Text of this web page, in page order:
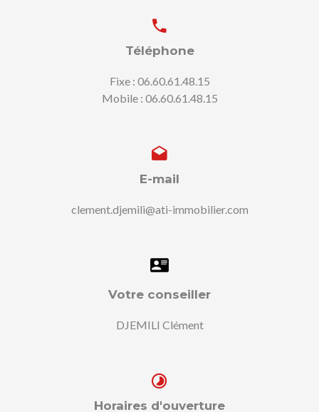
Téléphone
Fixe : 06.60.61.48.15
Mobile : 06.60.61.48.15
E-mail
clement.djemili@ati-immobilier.com
Votre conseiller
DJEMILI Clément
Horaires d'ouverture